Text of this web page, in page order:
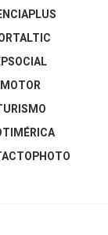
MOTOR